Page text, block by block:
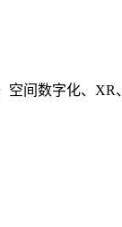
间数字化、